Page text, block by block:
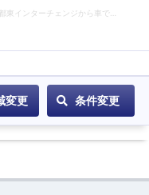
に
東インターチェンジから車で3
変更 条件変更